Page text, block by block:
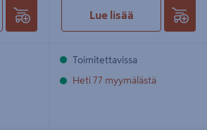
Lue lisää
Toimitettavissa
Heti 77 myymälästä